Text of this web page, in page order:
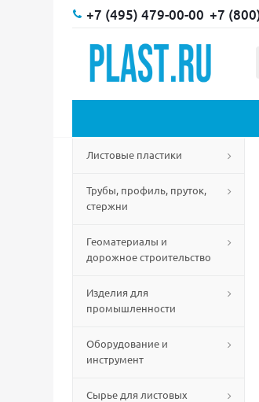
+7 (495) 479-00-00 +7
Листовые пластики
Трубы, профиль, пруток,
стержни
Геоматериалы и
дорожное строительство
Изделия для
промышленности
Оборудование и
инструмент
Сырье для листовых